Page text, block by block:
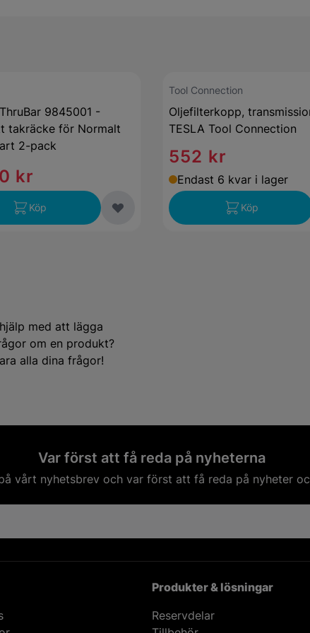
9845001 -
takräcke för Normalt
2-pack
kr
Köp
Tool Connection
Oljefilterkopp,
TESLA Tool Connection
552 kr
Endast 6 kvar i lager
Köp
med att lägga
om en produkt?
alla dina frågor!
Var först att få reda på nyheterna
vårt nyhetsbrev och var först att få reda på nyheter
Produkter & lösningar
Reservdelar